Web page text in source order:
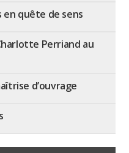
en quête de sens
Perriand au
d’ouvrage